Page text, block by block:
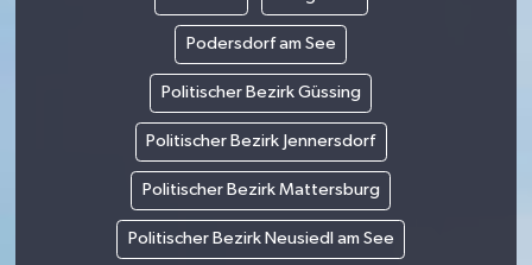
Podersdorf am See
Politischer Bezirk Güssing
Politischer Bezirk Jennersdorf
Politischer Bezirk Mattersburg
Politischer Bezirk Neusiedl am See